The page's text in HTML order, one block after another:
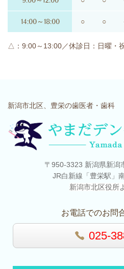
14:00～18:00 ○ ○
△：9:00～13:00／休診日：日曜・
新潟市北区、豊栄の歯医者・歯科
〒950-3323 新潟県新潟
JR白新線「豊栄駅」
新潟市北区役所
お電話でのお問
025-